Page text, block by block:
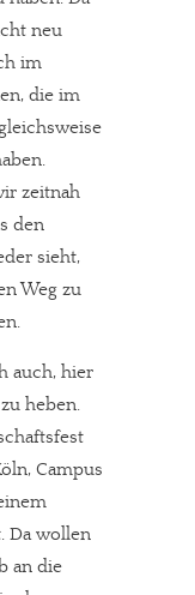
neu
im
die im
zeitnah
den
sieht,
Weg zu
auch, hier
heben.
Campus
Da wollen
an die